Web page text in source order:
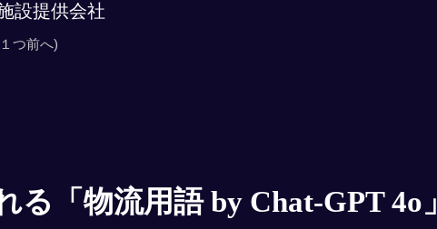
設提供会社
つ前へ)
る「物流用語 by Chat-GPT 4o」